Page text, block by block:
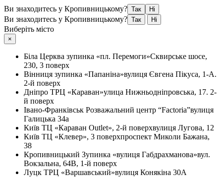
Ви знаходитесь у Кропивницькому? Так Ні
Ви знаходитесь у Кропивницькому? Так Ні
Виберіть місто
×
Біла Церква зупинка «пл. Перемоги»Сквирське шосе,
230, 3 поверх
Вінниця зупинка «Папаніна»вулиця Євгена Пікуса, 1-А.
2-й поверх
Дніпро ТРЦ «Караван»улица Нижньодніпровська, 17. 2-
й поверх
Івано-Франківськ Розважальний центр “Factoria”вулиця
Галицька 34а
Київ ТЦ «Караван Outlet», 2-й поверхвулиця Лугова, 12
Київ ТЦ «Клевер», 3 поверхпроспект Миколи Бажана,
38
Кропивницький Зупинка «вулиця Габдрахманова»вул.
Вокзальна, 64В, 1-й поверх
Луцк ТРЦ «Варшавський»вулиця Конякіна 30А